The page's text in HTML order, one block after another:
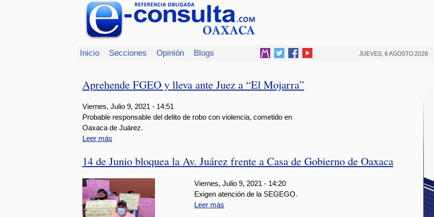
Inicio Secciones Opinión Blogs JUEVES, 6 AGOSTO 2026
Aprehende FGEO y lleva ante Juez a “El Mojarra”
Viernes, Julio 9, 2021 - 14:51
Probable responsable del delito de robo con violencia, cometido en
Oaxaca de Juárez.
Leer más
14 de Junio bloquea la Av. Juárez frente a Casa de Gobierno de Oaxaca
Viernes, Julio 9, 2021 - 14:20
Exigen atención de la SEGEGO.
Leer más